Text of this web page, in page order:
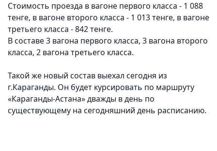
Стоимость проезда в вагоне первого класса - 1 088
тенге, в вагоне второго класса - 1 013 тенге, в вагоне
третьего класса - 842 тенге.
В составе 3 вагона первого класса, 3 вагона второго
класса, 2 вагона третьего класса.
Такой же новый состав выехал сегодня из
г.Караганды. Он будет курсировать по маршруту
«Караганды-Астана» дважды в день по
существующему на сегодняшний день расписанию.